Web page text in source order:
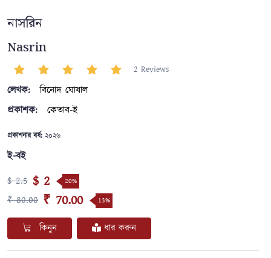
নাসরিন
Nasrin
2 Reviews
লেখক:
বিনোদ ঘোষাল
প্রকাশক:
কেতাব-ই
প্রকাশনার বর্ষ: ২০২৬
ই-বই
$ 2.5 $ 2 20%
₹ 80.00 ₹ 70.00 13%
কিনুন ধার করুন